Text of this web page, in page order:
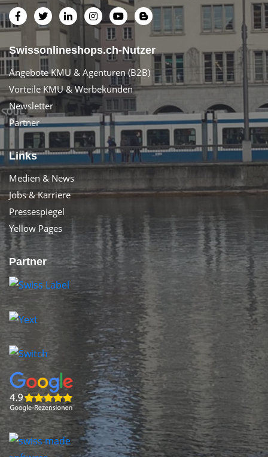
Swissonlineshops.ch-Nutzer
Angebote KMU & Agenturen (B2B)
Vorteile KMU & Werbekunden
Newsletter
Partner
Links
Medien & News
Jobs & Karriere
Pressespiegel
Yellow Pages
Partner